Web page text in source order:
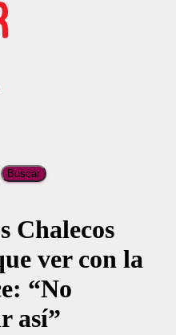
Chalecos
ver con la
“No
así”